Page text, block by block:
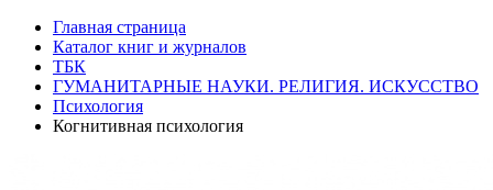
Главная страница
Каталог книг и журналов
ТБК
ГУМАНИТАРНЫЕ НАУКИ. РЕЛИГИЯ. ИСКУССТВО
Психология
Когнитивная психология